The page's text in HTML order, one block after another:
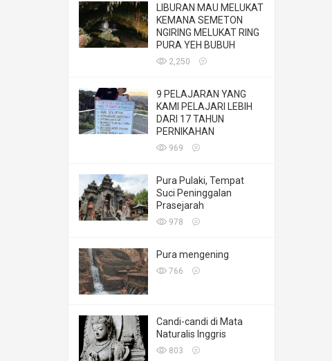
LIBURAN MAU MELUKAT
KEMANA SEMETON
NGIRING MELUKAT RING
PURA YEH BUBUH
2,250
9 PELAJARAN YANG
KAMI PELAJARI LEBIH
DARI 17 TAHUN
PERNIKAHAN
969
Pura Pulaki, Tempat
Suci Peninggalan
Prasejarah
978
Pura mengening
766
Candi-candi di Mata
Naturalis Inggris
803